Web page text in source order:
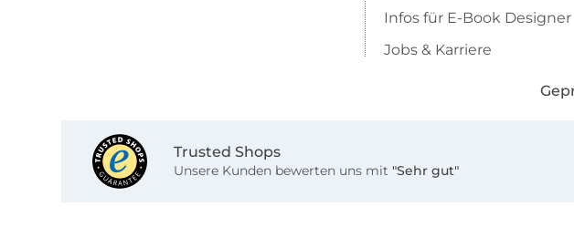
Infos für E-Book Designer
Jobs & Karriere
Trusted Shops
Unsere Kunden bewerten uns mit "Sehr gut"